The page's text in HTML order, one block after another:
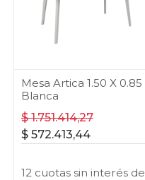
Mesa Artica 1.50 X 0.85
Blanca
$1.751.414,27
$ 572.413,44
12 cuotas sin interés de